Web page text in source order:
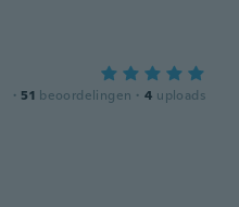
· 51 beoordelingen · 4 uploads